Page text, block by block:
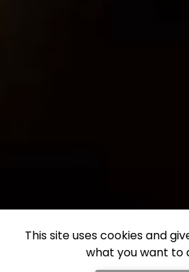
This site uses cookies and
what you want to